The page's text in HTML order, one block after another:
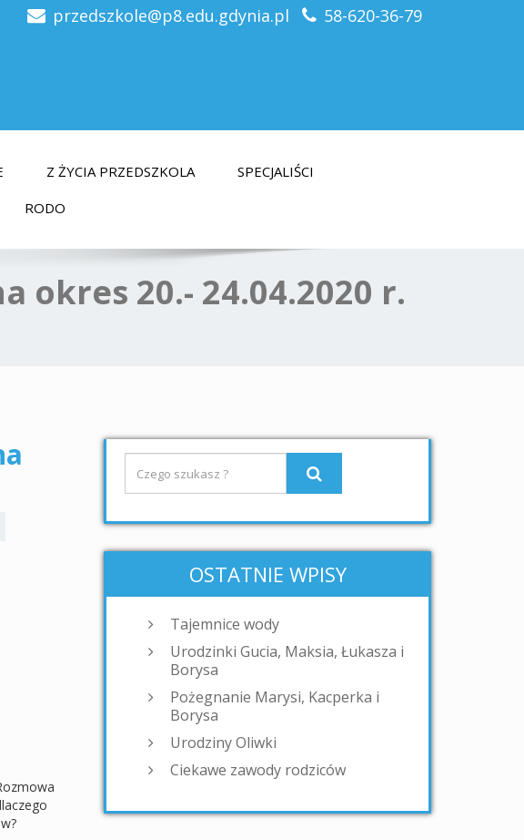
przedszkole@p8.edu.gdynia.pl 58-620-36-79
Z ŻYCIA PRZEDSZKOLA
SPECJALIŚCI
RODO
okres 20.- 24.04.2020 r.
OSTATNIE WPISY
Tajemnice wody
Urodzinki Gucia, Maksia, Łukasza i
Borysa
Pożegnanie Marysi, Kacperka i
Borysa
Urodziny Oliwki
Ciekawe zawody rodziców